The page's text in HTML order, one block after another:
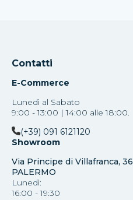
Contatti
E-Commerce
Lunedì al Sabato
9:00 - 13:00 | 14:00 alle 18:00.
(+39) 091 6121120
Showroom
Via Principe di Villafranca, 36
PALERMO
Lunedì:
16:00 - 19:30